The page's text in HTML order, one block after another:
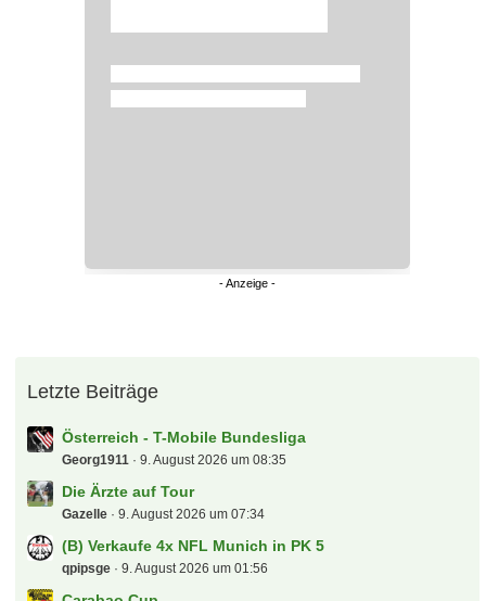
Letzte Beiträge
Österreich - T-Mobile Bundesliga
Georg1911 9. August 2026 um 08:35
Die Ärzte auf Tour
Gazelle 9. August 2026 um 07:34
(B) Verkaufe 4x NFL Munich in PK 5
qpipsge 9. August 2026 um 01:56